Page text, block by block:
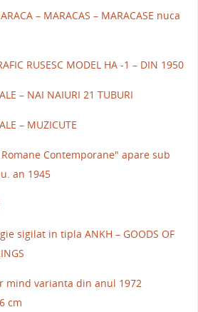
– MARACAS – MARACASE nuca
RUSESC MODEL HA -1 – DIN 1950
– NAI NAIURI 21 TUBURI
– MUZICUTE
Contemporane" apare sub
an 1945
sigilat in tipla ANKH – GOODS OF
mind varianta din anul 1972
cm